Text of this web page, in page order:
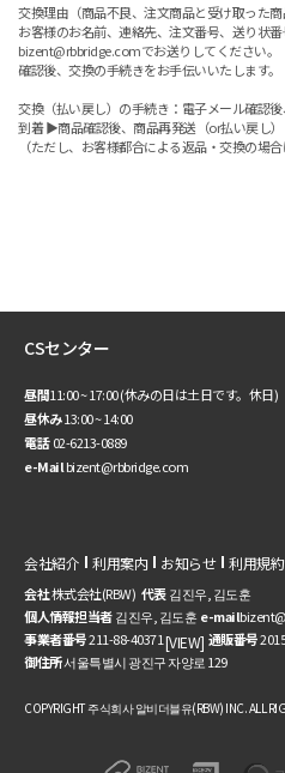
交換理由（商品不良、注文商品と受け取った
お客様のお名前、連絡先、注文番号、送り状
bizent@rbbridge.comでお送りしてください。
確認後、交換の手続きをお手伝いいたします。
交換（払い戻し）の手続き：電子メール確認
到着 ▶商品確認後、商品再発送（or払い戻し）
（ただし、お客様都合による返品・交換の場
CSセンター
昼間11:00 ~ 17:00 (休みの日は土日です。休日)
昼休み13:00 ~ 14:00
電話02-6213-0889
e-Mailbizent@rbbridge.com
会社紹介 利用案内 お知らせ 利用規約
会社株式会社(RBW) 代表김진우, 김도훈
個人情報担当者김진우, 김도훈e-mail
事業者番号211-88-40371[VIEW] 通販番号
御住所서울특별시 광진구 자양로 129
COPYRIGHT 주식회사 알비더블유(RBW) INC. ALL